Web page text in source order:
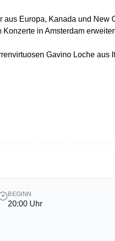
aus Europa, Kanada und New
in Amsterdam
Gavino Loche
BEGINN
20:00 Uhr